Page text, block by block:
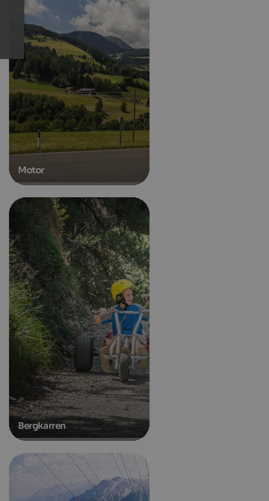
Motor
Bergkarren